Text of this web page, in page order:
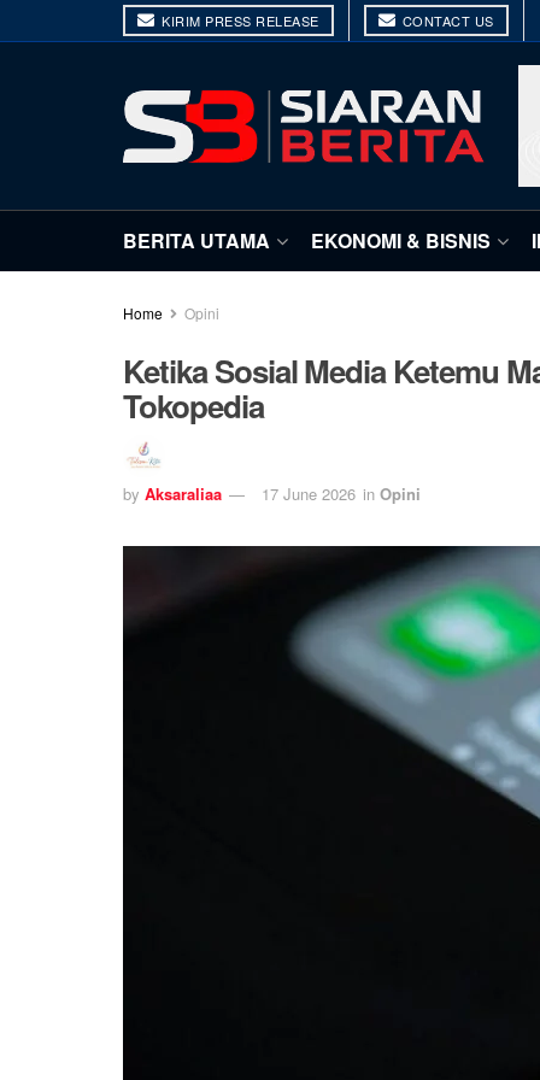
KIRIM PRESS RELEASE CONTACT US
BERITA UTAMA EKONOMI & BISNIS
Home Opini
Ketika Sosial Media Ketemu
Tokopedia
by Aksaraliaa 17 June 2026 in Opini